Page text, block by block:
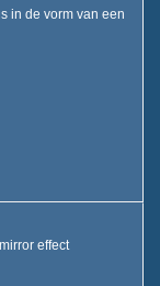
in de vorm van een
effect